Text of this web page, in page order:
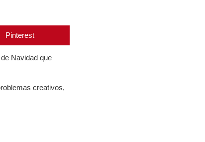
Pinterest
Navidad que
creativos,